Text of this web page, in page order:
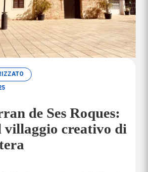
de Ses Roques:
villaggio creativo di